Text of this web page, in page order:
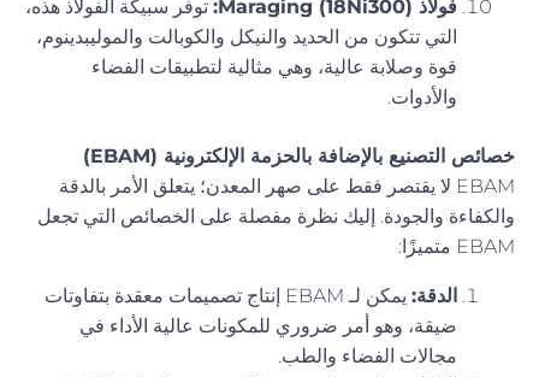
فولاذ Maraging (18Ni300):
توفر سبيكة الفولاذ هذه،
التي تتكون من الحديد والنيكل والكوبالت والموليبدينوم،
قوة وصلابة عالية، وهي مثالية لتطبيقات الفضاء
والأدوات.
خصائص التصنيع بالإضافة بالحزمة الإلكترونية (EBAM)
EBAM لا يقتصر فقط على صهر المعدن؛ يتعلق الأمر بالدقة
والكفاءة والجودة. إليك نظرة مفصلة على الخصائص التي تجعل
EBAM متميزًا:
الدقة:
يمكن لـ EBAM إنتاج تصميمات معقدة بتفاوتات
ضيقة، وهو أمر ضروري للمكونات عالية الأداء في
مجالات الفضاء والطب.